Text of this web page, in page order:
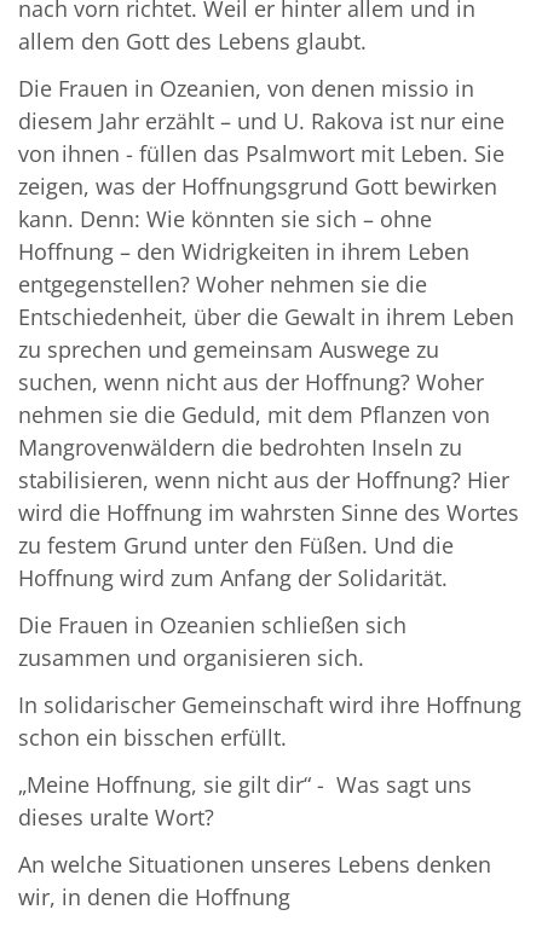
nach vorn richtet. Weil er hinter allem und in
allem den Gott des Lebens glaubt.
Die Frauen in Ozeanien, von denen missio in
diesem Jahr erzählt – und U. Rakova ist nur eine
von ihnen - füllen das Psalmwort mit Leben. Sie
zeigen, was der Hoffnungsgrund Gott bewirken
kann. Denn: Wie könnten sie sich – ohne
Hoffnung – den Widrigkeiten in ihrem Leben
entgegenstellen? Woher nehmen sie die
Entschiedenheit, über die Gewalt in ihrem Leben
zu sprechen und gemeinsam Auswege zu
suchen, wenn nicht aus der Hoffnung? Woher
nehmen sie die Geduld, mit dem Pflanzen von
Mangrovenwäldern die bedrohten Inseln zu
stabilisieren, wenn nicht aus der Hoffnung? Hier
wird die Hoffnung im wahrsten Sinne des Wortes
zu festem Grund unter den Füßen. Und die
Hoffnung wird zum Anfang der Solidarität.
Die Frauen in Ozeanien schließen sich
zusammen und organisieren sich.
In solidarischer Gemeinschaft wird ihre Hoffnung
schon ein bisschen erfüllt.
„Meine Hoffnung, sie gilt dir“ - Was sagt uns
dieses uralte Wort?
An welche Situationen unseres Lebens denken
wir, in denen die Hoffnung